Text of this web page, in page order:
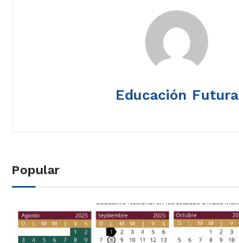
Educación Futura
Popular